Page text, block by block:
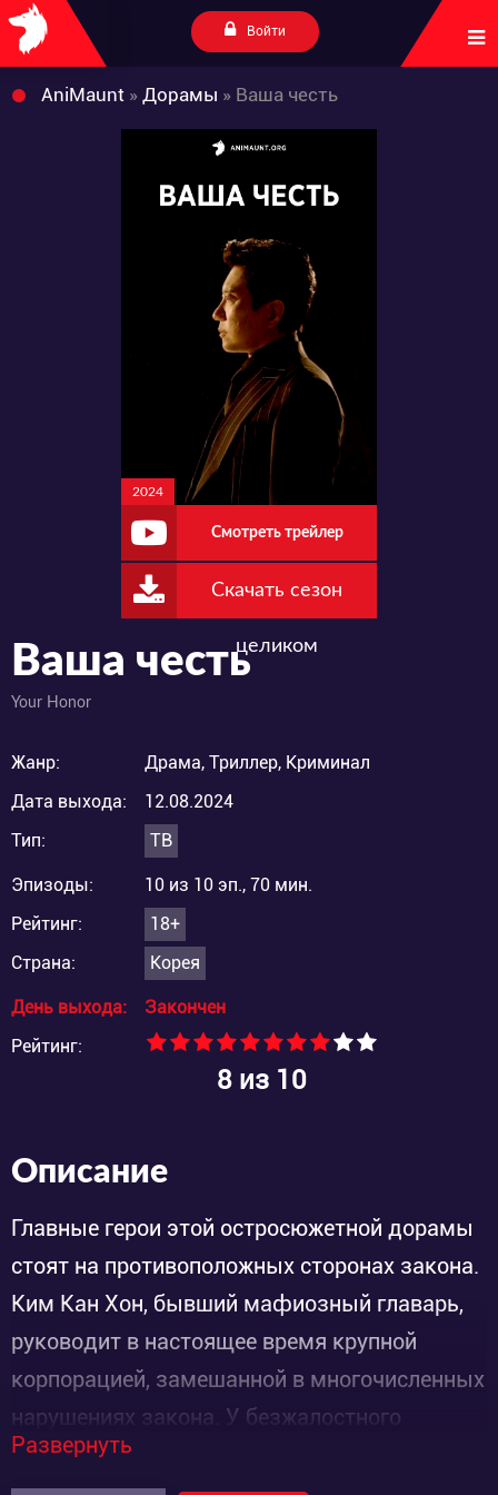
Войти
AniMaunt » Дорамы » Ваша честь
2024
Смотреть трейлер
Скачать сезон
целиком
Ваша честь
Your Honor
Жанр:
Драма, Триллер, Криминал
Дата выхода:
12.08.2024
Тип:
ТВ
Эпизоды:
10 из 10 эп., 70 мин.
Рейтинг:
18+
Страна:
Корея
День выхода:
Закончен
Рейтинг:
8из 10
Описание
Главные герои этой остросюжетной дорамы
стоят на противоположных сторонах закона.
Ким Кан Хон, бывший мафиозный главарь,
руководит в настоящее время крупной
корпорацией, замешанной в многочисленных
нарушениях закона. У безжалостного
криминального авторитета есть только одно
Развернуть